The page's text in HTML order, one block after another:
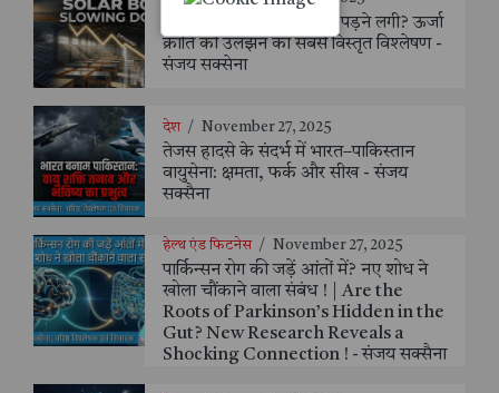
सौर ऊर्जा की चमक क्यों मंद पड़ने लगी? ऊर्जा
क्रांति की उलझन का सबसे विस्तृत विश्लेषण -
संजय सक्सेना
देश / November 27, 2025
तेजस हादसे के संदर्भ में भारत–पाकिस्तान
वायुसेना: क्षमता, फर्क और सीख - संजय
सक्सैना
हेल्थ एंड फिटनेस / November 27, 2025
पार्किन्सन रोग की जड़ें आंतों में? नए शोध ने
खोला चौंकाने वाला संबंध ! | Are the
Roots of Parkinson’s Hidden in the
Gut? New Research Reveals a
Shocking Connection ! - संजय सक्सैना